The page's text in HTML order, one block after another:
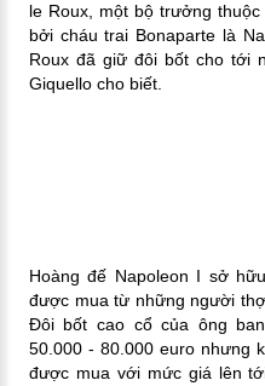
le Roux, một bộ trưởng
bởi cháu trai Bonaparte là
Roux đã giữ đôi bốt cho tới
Giquello cho biết.
Hoàng đế Napoleon I sở
được mua từ những người
Đôi bốt cao cổ của ông
50.000 - 80.000 euro nhưng
được mua với mức giá lên